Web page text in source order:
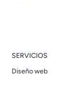
SERVICIOS
Diseño web